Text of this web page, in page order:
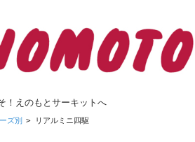
！えのもとサーキットへ
ズ別 > リアルミニ四駆